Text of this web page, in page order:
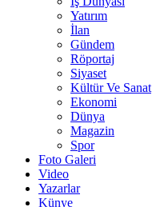
Yatırım
İlan
Gündem
Röportaj
Siyaset
Kültür Ve Sanat
Ekonomi
Dünya
Magazin
Spor
Foto Galeri
Video
Yazarlar
Künye